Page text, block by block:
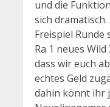
und die
sich
Freispiel
Ra 1 neues
dass wir euch
echtes Geld
dahin könnt ihr